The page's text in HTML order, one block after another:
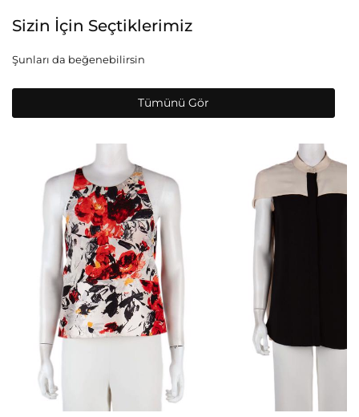
Sizin İçin Seçtiklerimiz
Şunları da beğenebilirsin
Tümünü Gör